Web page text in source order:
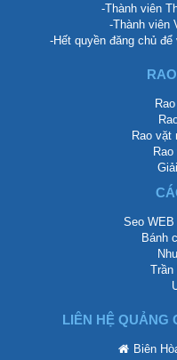
-Thành viên
-Thành viên
-Hết quyền đăng chủ
Rao vặt
Seo
Bánh
Trần
LIÊN HỆ QUẢNG
Biên